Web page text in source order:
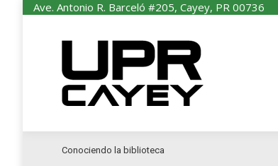
Ave. Antonio R. Barceló #205, Cayey, PR 00736
Conociendo la biblioteca